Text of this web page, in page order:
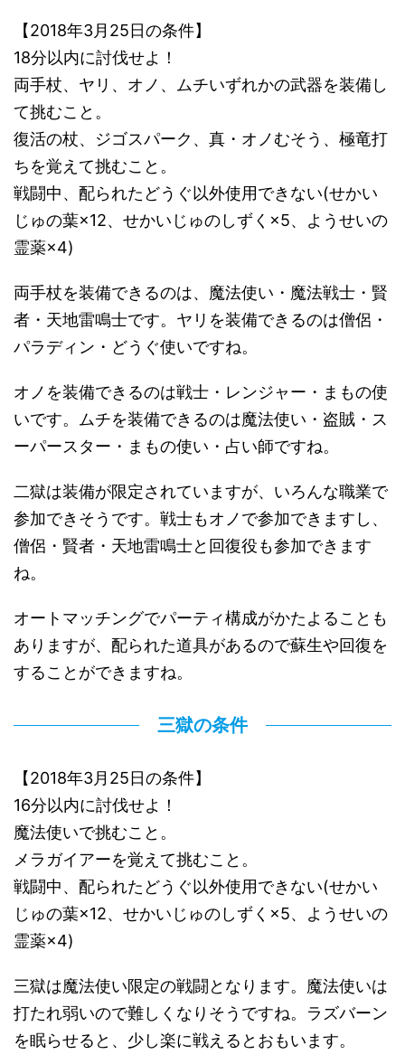
【2018年3月25日の条件】
18分以内に討伐せよ！
両手杖、ヤリ、オノ、ムチいずれかの武器を装備し
て挑むこと。
復活の杖、ジゴスパーク、真・オノむそう、極竜打
ちを覚えて挑むこと。
戦闘中、配られたどうぐ以外使用できない(せかい
じゅの葉×12、せかいじゅのしずく×5、ようせいの
霊薬×4)
両手杖を装備できるのは、魔法使い・魔法戦士・賢
者・天地雷鳴士です。ヤリを装備できるのは僧侶・
パラディン・どうぐ使いですね。
オノを装備できるのは戦士・レンジャー・まもの使
いです。ムチを装備できるのは魔法使い・盗賊・ス
ーパースター・まもの使い・占い師ですね。
二獄は装備が限定されていますが、いろんな職業で
参加できそうです。戦士もオノで参加できますし、
僧侶・賢者・天地雷鳴士と回復役も参加できます
ね。
オートマッチングでパーティ構成がかたよることも
ありますが、配られた道具があるので蘇生や回復を
することができますね。
三獄の条件
【2018年3月25日の条件】
16分以内に討伐せよ！
魔法使いで挑むこと。
メラガイアーを覚えて挑むこと。
戦闘中、配られたどうぐ以外使用できない(せかい
じゅの葉×12、せかいじゅのしずく×5、ようせいの
霊薬×4)
三獄は魔法使い限定の戦闘となります。魔法使いは
打たれ弱いので難しくなりそうですね。ラズバーン
を眠らせると、少し楽に戦えるとおもいます。